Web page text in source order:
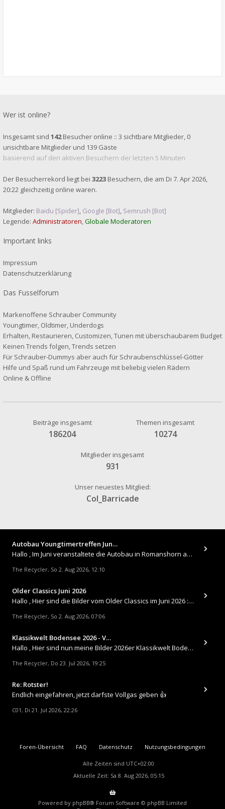
Wer ist online?
Insgesamt sind 142Besucher online :: 3 sichtbare Mitglieder, 0
unsichtbare Mitglieder und 139 Gäste
basierend auf den aktiven Besuchern der letzten 5 Minuten
Der Besucherrekord liegt bei 3223 Besuchern, die am Di 7. Apr 2026,
20:22 gleichzeitig online waren.
Mitglieder: Baidu [Spider], Google [Bot], Semrush [Bot]
Legende: Administratoren,Globale Moderatoren
Important links
Impressum
Datenschutzerklärung
Das Fusselforum
Markenoffene Schrauber Community
Youngtimer, Oldtimer, Underdogs
Erhalten, Restaurieren, Customizen, Tunen mit überschaubarem Budget
Keinen Trends folgen, Trends setzen
Für Schrauber-Dummys aber auch für Schraubenschlüssel-Götter
Hilfe und Spaß rund um Fahrzeuge mit beliebig vielen Rädern
Online & Offline
Beiträge insgesamt
186204
Themen insgesamt
10274
Mitglieder insgesamt
931
Unser neuestes Mitglied:
Col_Barricade
Autobau Youngtimertreffen Jun…
Hallo , Im Juni veranstaltete die Autobau in Romanshorn auf ihrem Gelände ein kleines Youngtimertreffen : https://up.
The Recycler, So 2. Aug 2026, 12:10
Older Classics Juni 2026
​Hallo , Hier sind die Bilder vom Older Classics im Juni 2026 : https://up.picr.de/51155940wd.jpg https://up.pic
The Recycler, So 2. Aug 2026, 07:06
Klassikwelt Bodensee 2026 - V…
Hallo , Hier sind nun meine Bilder 2026er Klassikwelt Bodensee 😀 https://up.picr.de/51125547rb.jpg https://up.pi
The Recycler, Do 23. Jul 2026, 19:25
Re: Rotster!
Endlich eingefahren, jetzt darfste Vollgas geben 👍
C01, Di 21. Jul 2026, 22:26
Foren-Übersicht FAQ Datenschutz Nutzungsbedingungen
Alle Zeiten sind UTC+02:00
Aktuelle Zeit: Sa 8. Aug 2026, 05:15
Powered by phpBB® Forum Software © phpBB Limited